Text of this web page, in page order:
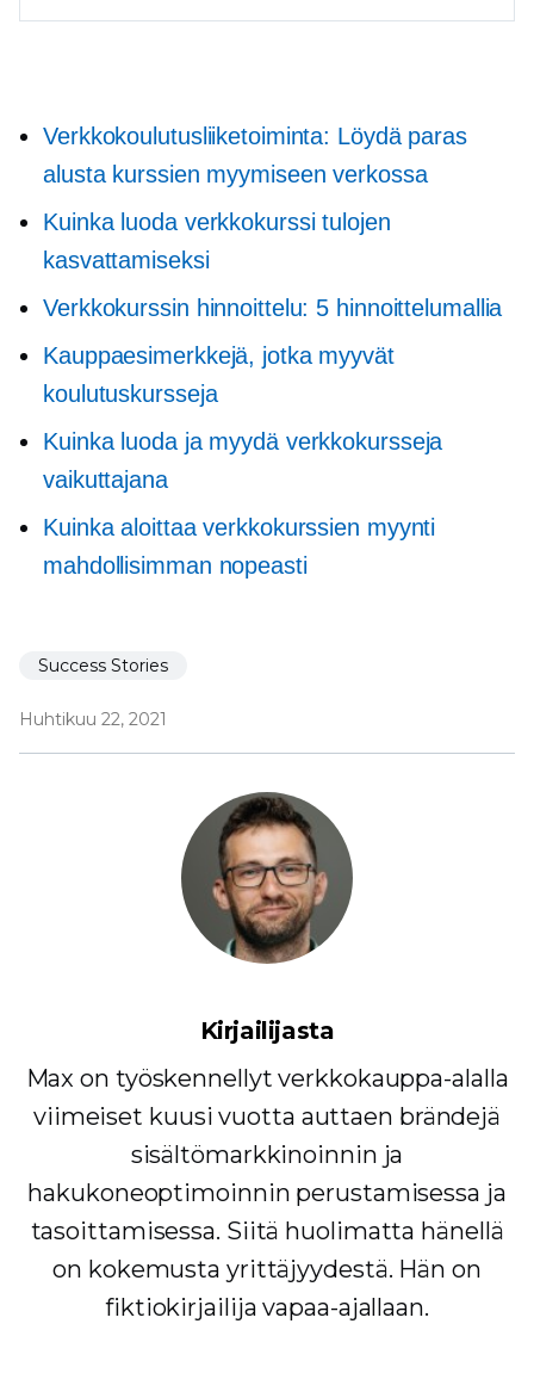
Verkkokoulutusliiketoiminta: Löydä paras
alusta kurssien myymiseen verkossa
Kuinka luoda verkkokurssi tulojen
kasvattamiseksi
Verkkokurssin hinnoittelu: 5 hinnoittelumallia
Kauppaesimerkkejä, jotka myyvät
koulutuskursseja
Kuinka luoda ja myydä verkkokursseja
vaikuttajana
Kuinka aloittaa verkkokurssien myynti
mahdollisimman nopeasti
Success Stories
Huhtikuu 22, 2021
Kirjailijasta
Max on työskennellyt verkkokauppa-alalla
viimeiset kuusi vuotta auttaen brändejä
sisältömarkkinoinnin ja
hakukoneoptimoinnin perustamisessa ja
tasoittamisessa. Siitä huolimatta hänellä
on kokemusta yrittäjyydestä. Hän on
fiktiokirjailija vapaa-ajallaan.